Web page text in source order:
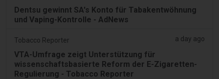
Dentsu gewinnt SA's Konto für Tabakentwöhnung
und Vaping-Kontrolle - AdNews
Tobacco Reporter a day ago
VTA-Umfrage zeigt Unterstützung für
wissenschaftsbasierte Reform der E-Zigaretten-
Regulierung - Tobacco Reporter